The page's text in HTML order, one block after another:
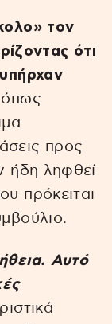
τον
ότι
προς
ήδη ληφθεί
πρόκειται
Αυτό